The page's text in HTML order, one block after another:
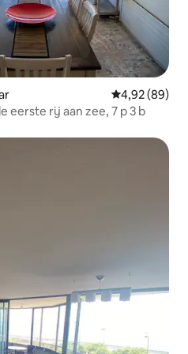
Gemiddelde
4,92 (89)
eerste rij aan zee, 7 p 3 b